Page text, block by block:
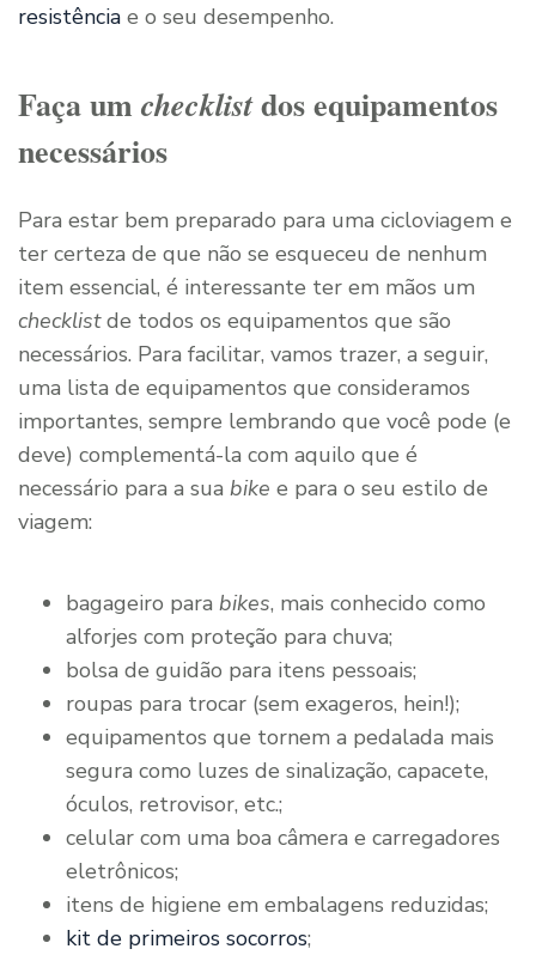
resistência e o seu desempenho.
Faça um checklistdos equipamentos
necessários
Para estar bem preparado para uma cicloviagem e
ter certeza de que não se esqueceu de nenhum
item essencial, é interessante ter em mãos um
checklistde todos os equipamentos que são
necessários. Para facilitar, vamos trazer, a seguir,
uma lista de equipamentos que consideramos
importantes, sempre lembrando que você pode (e
deve) complementá-la com aquilo que é
necessário para a sua bike e para o seu estilo de
viagem:
bagageiro para bikes, mais conhecido como
alforjes com proteção para chuva;
bolsa de guidão para itens pessoais;
roupas para trocar (sem exageros, hein!);
equipamentos que tornem a pedalada mais
segura como luzes de sinalização, capacete,
óculos, retrovisor, etc.;
celular com uma boa câmera e carregadores
eletrônicos;
itens de higiene em embalagens reduzidas;
kit de primeiros socorros;